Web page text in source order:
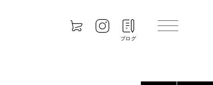
ブログ